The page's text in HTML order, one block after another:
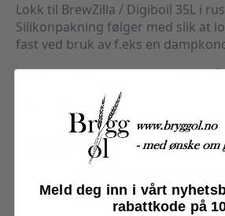
Lokk til BrewZilla / Digiboil 35L i
Silikonpakning følger med slik at
fast ved bruk av f.eks en
Hullet i midten har en diameter på
304 rustfritt stål.
Rustfritt Legg I Handlekurv
Meld deg inn i vårt
rabattkode på